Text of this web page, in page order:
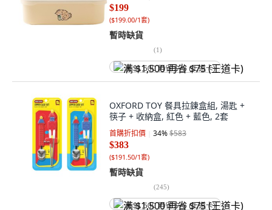
$199
($199.00/1套)
暫時缺貨
(1)
满 $1,500 再省 $75 (王道卡)
OXFORD TOY 餐具拉鍊盒組, 湯匙 +
筷子 + 收納盒, 紅色 + 藍色, 2套
首購折扣價 34%$583
$383
($191.50/1套)
暫時缺貨
(245)
满 $1,500 再省 $75 (王道卡)